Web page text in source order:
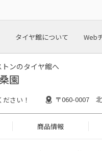
タイヤ館について Web
ンのタイヤ館へ
園
さい！ 〒060-0007
商品情報